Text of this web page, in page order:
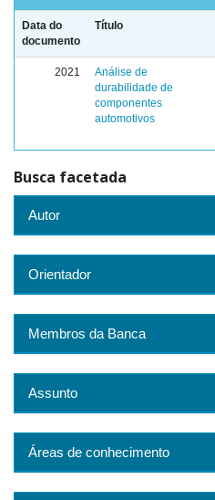
Data do
documento
Título
2021
Análise de
durabilidade de
componentes
automotivos
Busca facetada
Autor
Orientador
Membros da Banca
Assunto
Áreas de conhecimento